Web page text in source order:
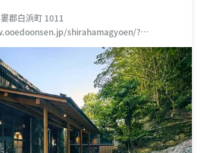
郡白浜町 1011
shirahamagyoen/?